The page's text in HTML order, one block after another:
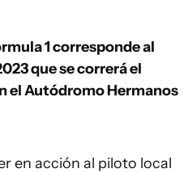
1 corresponde al
que se correrá el
el Autódromo Hermanos
en acción al piloto local